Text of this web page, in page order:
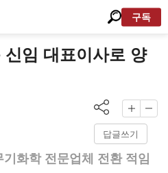
구독
임 대표이사로 양
답글쓰기
화학 전문업체 전환 적임